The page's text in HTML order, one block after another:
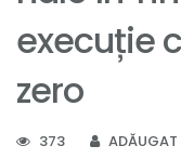
execuție
zero
373